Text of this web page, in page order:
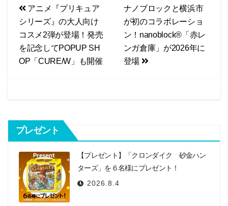
e
b
o
o
n
e
投
稿
ナ
ビ
シ
ョ
ン
ナノブロックと横浜市
が初のコラボレーショ
ン！nanoblock®「赤レ
ンガ倉庫」が2026年に
登場
アニメ『プリキュア
シリーズ』の大人向け
コスメ2弾が登場！発売
を記念してPOPUP SH
OP「CURE/W」も開催
プレゼント
【プレゼント】「クロンダイク 砂金ハン
ターズ」を６名様にプレゼント！
2026.8.4